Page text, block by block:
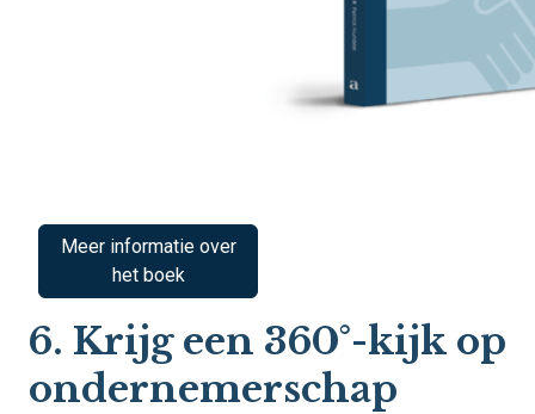
Meer informatie over
het boek
6. Krijg een 360°-kijk op
ondernemerschap